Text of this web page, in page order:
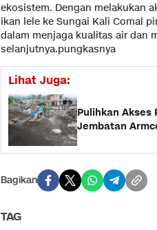
ekosistem. Dengan melakukan
ikan lele ke Sungai Kali Comal
dalam menjaga kualitas air dan
selanjutnya.pungkasnya
Lihat Juga:
Pulihkan Akses
Jembatan
Bagikan
TAG